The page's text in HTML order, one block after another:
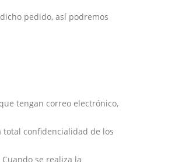
pedido, así podremos
tengan correo electrónico,
total confidencialidad de los
Cuando se realiza la